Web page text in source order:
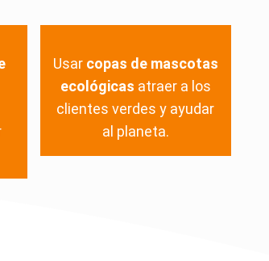
Usar copas de mascotas
ecológicas atraer a los
clientes verdes y ayudar
al planeta.